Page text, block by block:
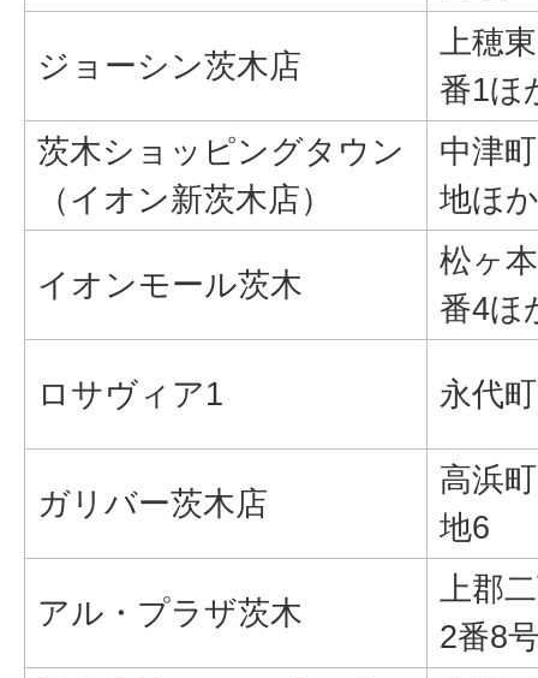
ジョーシン茨木店
上穂
番1ほ
茨木ショッピングタウン
（イオン新茨木店）
中津
地ほか
イオンモール茨木
松ヶ
番4ほ
ロサヴィア1 永代
ガリバー茨木店
高浜
地6
アル・プラザ茨木
上郡
2番8